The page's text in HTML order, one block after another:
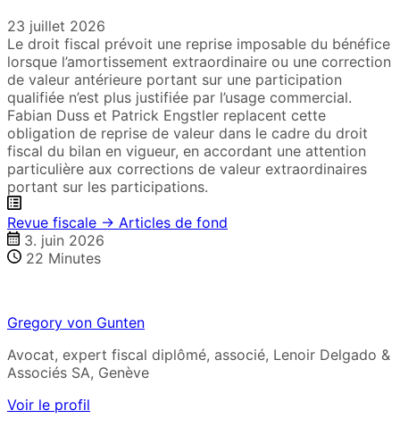
23 juillet 2026
Le droit fiscal prévoit une reprise imposable du bénéfice
lorsque l’amortissement extraordinaire ou une correction
de valeur antérieure portant sur une participation
qualifiée n’est plus justifiée par l’usage commercial.
Fabian Duss et Patrick Engstler replacent cette
obligation de reprise de valeur dans le cadre du droit
fiscal du bilan en vigueur, en accordant une attention
particulière aux corrections de valeur extraordinaires
portant sur les participations.
Revue fiscale → Articles de fond
3. juin 2026
22 Minutes
Gregory von Gunten
Avocat, expert fiscal diplômé, associé, Lenoir Delgado &
Associés SA, Genève
Voir le profil